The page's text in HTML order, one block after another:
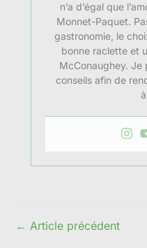
n’a d’égal que
Monnet-Paquet.
gastronomie, le
bonne raclette et
McConaughey. Je
conseils afin de
← Article précédent